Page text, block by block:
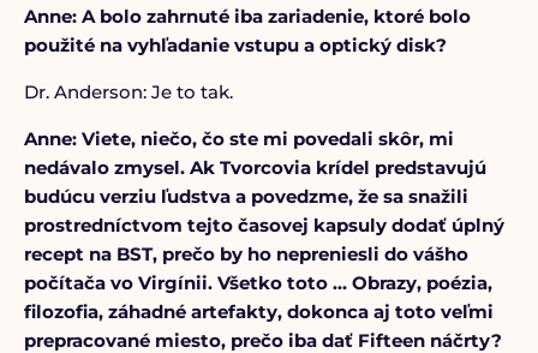
Anne: A bolo zahrnuté iba zariadenie, ktoré bolo
použité na vyhľadanie vstupu a optický disk?
Dr. Anderson: Je to tak.
Anne: Viete, niečo, čo ste mi povedali skôr, mi
nedávalo zmysel. Ak Tvorcovia krídel predstavujú
budúcu verziu ľudstva a povedzme, že sa snažili
prostredníctvom tejto časovej kapsuly dodať úplný
recept na BST, prečo by ho nepreniesli do vášho
počítača vo Virgínii. Všetko toto … Obrazy, poézia,
filozofia, záhadné artefakty, dokonca aj toto veľmi
prepracované miesto, prečo iba dať Fifteen náčrty?